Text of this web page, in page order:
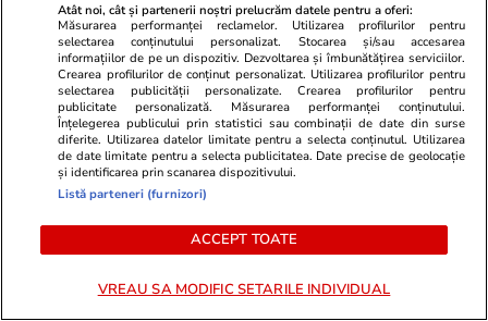
Știri România 17 iul.
Fake news demontat de Apele
Române: „Nu transformăm
folosirea apei din fântâni într-o
infracțiune”
Știri România
Atât noi, cât și partenerii noștri prelucrăm datele pentru a oferi:
Măsurarea performanței reclamelor. Utilizarea profilurilor pentru
selectarea conținutului personalizat. Stocarea și/sau accesarea
informațiilor de pe un dispozitiv. Dezvoltarea și îmbunătățirea serviciilor.
Crearea profilurilor de conținut personalizat. Utilizarea profilurilor pentru
selectarea publicității personalizate. Crearea profilurilor pentru
publicitate personalizată. Măsurarea performanței conținutului.
Înțelegerea publicului prin statistici sau combinații de date din surse
diferite. Utilizarea datelor limitate pentru a selecta conținutul. Utilizarea
de date limitate pentru a selecta publicitatea. Date precise de geolocație
și identificarea prin scanarea dispozitivului.
Listă parteneri (furnizori)
ACCEPT TOATE
VREAU SA MODIFIC SETARILE INDIVIDUAL